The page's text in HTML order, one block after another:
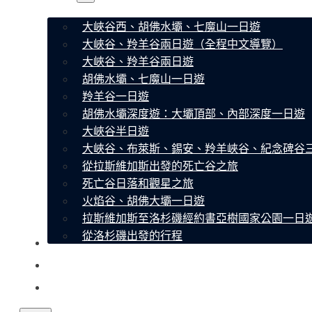
大峽谷西、胡佛水壩、七魔山一日遊
大峽谷、羚羊谷兩日遊（全程中文導覽）
大峽谷、羚羊谷兩日遊
胡佛水壩、七魔山一日遊
羚羊谷一日遊
胡佛水壩深度遊：大壩頂部、內部深度一日遊
大峽谷半日遊
大峽谷、布萊斯、錫安、羚羊峽谷、紀念碑谷
從拉斯維加斯出發的死亡谷之旅
死亡谷日落和觀星之旅
火焰谷、胡佛大壩一日遊
拉斯維加斯至洛杉磯經約書亞樹國家公園一日
從洛杉磯出發的行程
關於我們